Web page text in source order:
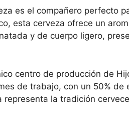
es el compañero perfecto
esta cerveza ofrece un
y de cuerpo ligero,
centro de producción de
de trabajo, con un 50% de
la tradición